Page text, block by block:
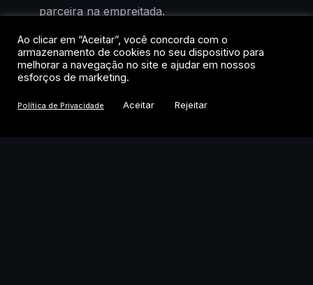
parceira na empreitada.
Riley Trettel, responsável por energia e
desenvolvimento de data centers na
SpaceX, afirmou em reunião pública que a
empresa vai “trazer sua própria energia”
Ao clicar em “Aceitar”, você concorda com o
armazenamento de cookies no seu dispositivo para
melhorar a navegação no site e ajudar em nossos
esforços de marketing.
Política de Privacidade Aceitar Rejeitar